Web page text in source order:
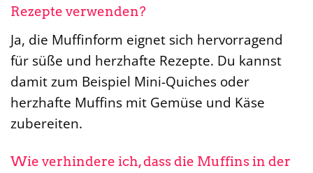
Rezepte verwenden?
Ja, die Muffinform eignet sich hervorragend
für süße und herzhafte Rezepte. Du kannst
damit zum Beispiel Mini-Quiches oder
herzhafte Muffins mit Gemüse und Käse
zubereiten.
Wie verhindere ich, dass die Muffins in der